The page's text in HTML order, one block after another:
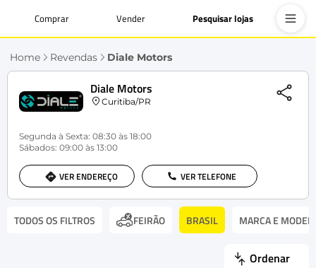
Comprar Vender Pesquisar lojas
Home Revendas Diale Motors
Diale Motors
Curitiba/PR
Segunda à Sexta: 08:30 às 18:00
Sábados: 09:00 às 13:00
VER ENDEREÇO VER TELEFONE
TODOS OS FILTROS FEIRÃO BRASIL MARCA E
Ordenar